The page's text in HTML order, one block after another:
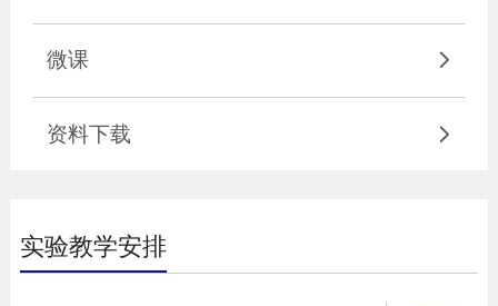
微课 
资料下载 
实验教学安排